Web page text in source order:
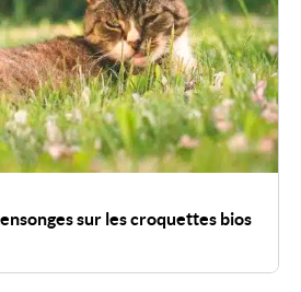
sur les croquettes bios